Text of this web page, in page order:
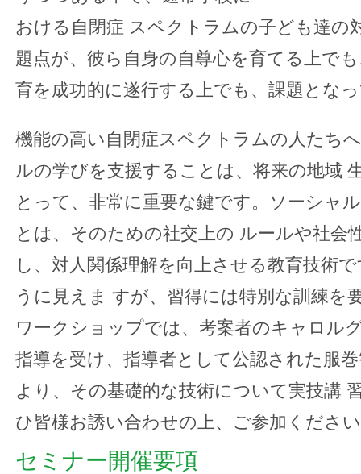
おける自閉症 スペクトラムの子ども達の
題点が、彼ら自身の自尊心を育てる上で
育を成功的に遂行する上でも、課題とな
機能の高い自閉症スペクトラムの人たち
ルの学びを支援することは、将来の地域
とって、非常に重要な鍵です。ソーシャ
とは、そのための社交上の ルールや社会
し、対人関係理解を向上させる教育技術
うに見えま すが、習得には特別な訓練を
ワークショップでは、考案者のキャロル
指導を受け、指導者として公認された服
より、その基礎的な技術について実技講
ひ皆様お誘い合わせの上、ご参加くださ
セミナー開催要項